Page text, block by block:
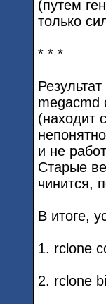
(путем
только
* * *
megacmd
(находит
и не
Старые
чинится,
В итоге,
1. rclone
2. rclone